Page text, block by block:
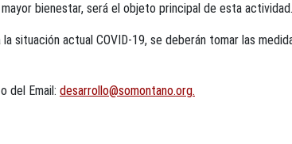
bienestar, será el objeto principal de esta actividad.
actual COVID-19, se deberán tomar las
del Email: desarrollo@somontano.org.